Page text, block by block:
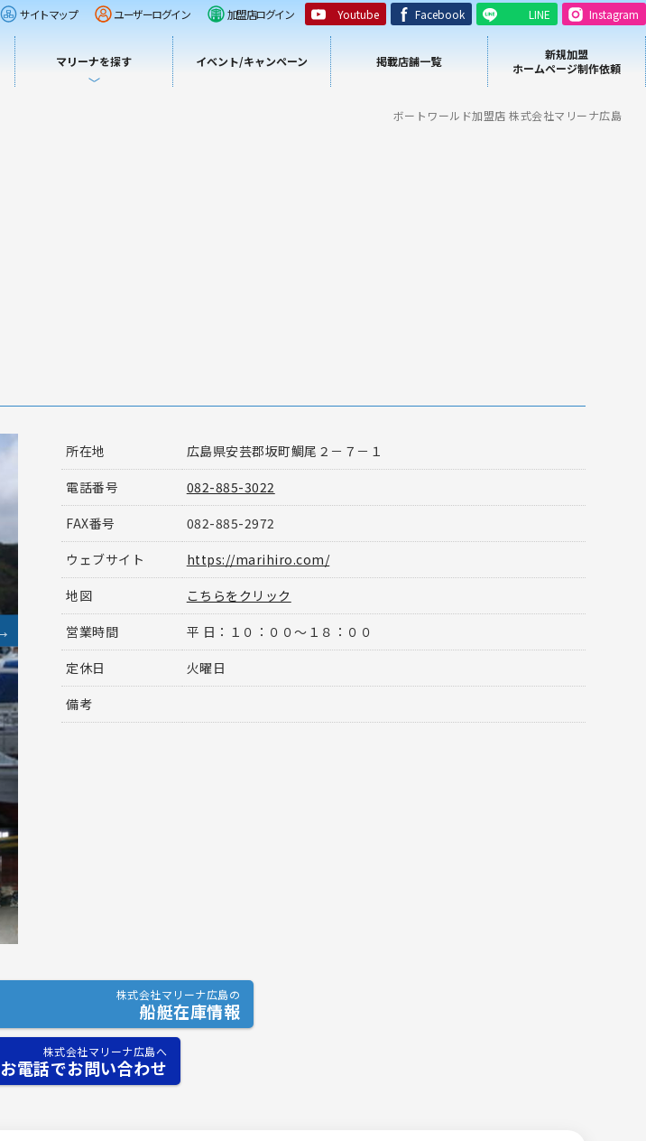
サイトマップ ユーザーログイン 加盟店ログイン Youtube Facebook LINE Instagram
マリーナを探す イベント/キャンペーン 掲載店舗一覧
新規加盟
ホームページ制作依頼
ボートワールド加盟店 株式会社マリーナ広島
所在地
広島県安芸郡坂町鯛尾２－７－１
電話番号
082-885-3022
FAX番号
082-885-2972
ウェブサイト
https://marihiro.com/
地図
こちらをクリック
営業時間
平 日：１０：００〜１８：００
定休日
火曜日
備考
株式会社マリーナ広島の
船艇在庫情報
株式会社マリーナ広島へ
お電話でお問い合わせ